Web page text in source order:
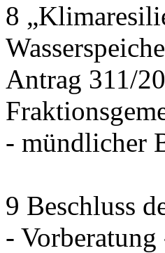
8
Antrag 311/
- mündlicher
9 Beschluss
- Vorberatung